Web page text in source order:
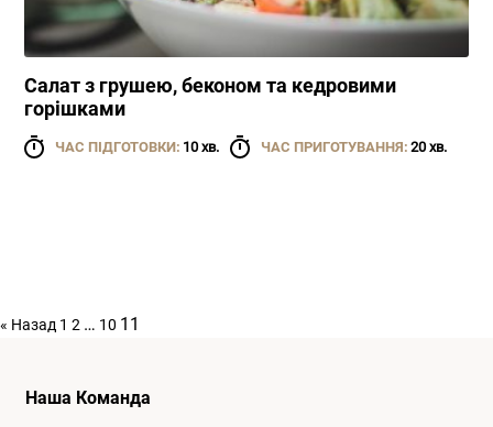
Салат з грушею, беконом та кедровими
горішками
ЧАС ПІДГОТОВКИ: 10 хв. ЧАС ПРИГОТУВАННЯ: 20 хв.
« Назад 1 2 … 10 11
Наша Команда